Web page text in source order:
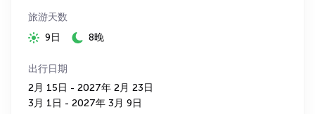
旅游天数
9日
8晚
出行日期
2月 15日 - 2027年 2月 23日
3月 1日 - 2027年 3月 9日